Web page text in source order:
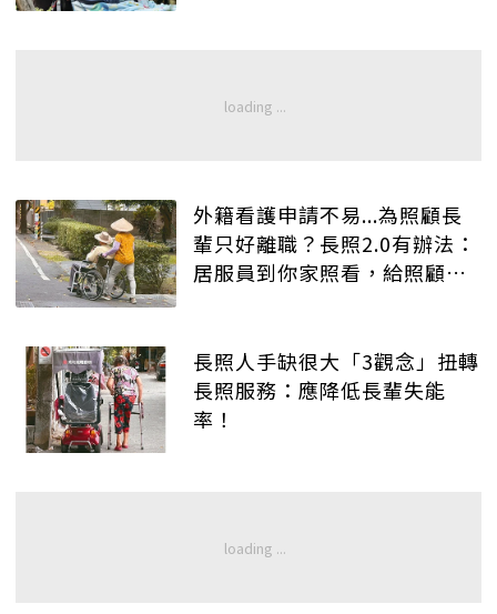
外籍看護申請不易...為照顧長
輩只好離職？長照2.0有辦法：
居服員到你家照看，給照顧者
長照人手缺很大「3觀念」扭轉
長照服務：應降低長輩失能
率！